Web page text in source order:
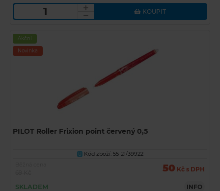
KOUPIT
Akční
Novinka
PILOT Roller Frixion point červený 0,5
U Kód zboží: 55-21/39922
50 Kč s DPH
SKLADEM INFO